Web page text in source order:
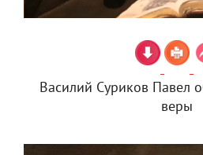
Василий Суриков Павел
веры